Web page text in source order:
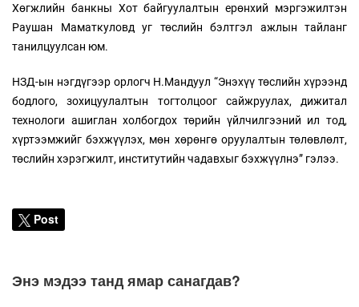
Хөгжлийн банкны Хот байгуулалтын ерөнхий мэргэжилтэн
Раушан Маматкуловд уг төслийн бэлтгэл ажлын тайланг
танилцуулсан юм.
НЗД-ын нэгдүгээр орлогч Н.Мандуул “Энэхүү төслийн хүрээнд
бодлого, зохицуулалтын тогтолцоог сайжруулах, дижитал
технологи ашиглан холбогдох төрийн үйлчилгээний ил тод,
хүртээмжийг бэхжүүлэх, мөн хөрөнгө оруулалтын төлөвлөлт,
төслийн хэрэгжилт, институтийн чадавхыг бэхжүүлнэ” гэлээ.
Post
Энэ мэдээ танд ямар санагдав?